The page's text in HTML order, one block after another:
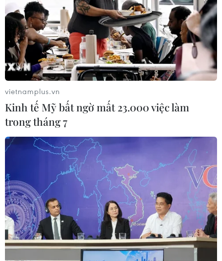
Kết quả điều tra của công an tỉnh An Giang xác định
tổng số tiền Nguyễn Thị Thủy Liên cùng đồng bọn đánh
bạc với nhau là trên 966 tỷ đồng, trong đó phơi số lô đề
gần 408 tỷ đồng.
Phạt tù 43 bị cáo trong đường dây đánh
bạc nghìn tỷ tại Bình Định
vietnamplus.vn
Kinh tế Mỹ bất ngờ mất 23.000 việc làm
trong tháng 7